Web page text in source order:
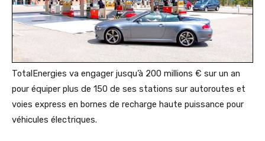
TotalEnergies va engager jusqu’à 200 millions € sur un an
pour équiper plus de 150 de ses stations sur autoroutes et
voies express en bornes de recharge haute puissance pour
véhicules électriques.